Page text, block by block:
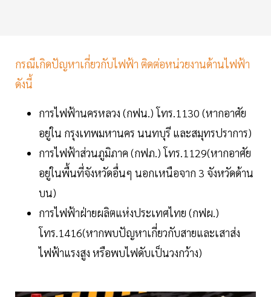
กรณีเกิดปัญหาเกี่ยวกับไฟฟ้า ติดต่อหน่วยงานด้านไฟฟ้า
ดังนี้
การไฟฟ้านครหลวง (กฟน.) โทร.1130 (หากอาศัย
อยู่ใน กรุงเทพมหานคร นนทบุรี และสมุทรปราการ)
การไฟฟ้าส่วนภูมิภาค (กฟภ.) โทร.1129(หากอาศัย
อยู่ในพื้นที่จังหวัดอื่นๆ นอกเหนือจาก 3 จังหวัดด้าน
บน)
การไฟฟ้าฝ่ายผลิตแห่งประเทศไทย (กฟผ.)
โทร.1416(หากพบปัญหาเกี่ยวกับสายและเสาส่ง
ไฟฟ้าแรงสูง หรือพบไฟดับเป็นวงกว้าง)